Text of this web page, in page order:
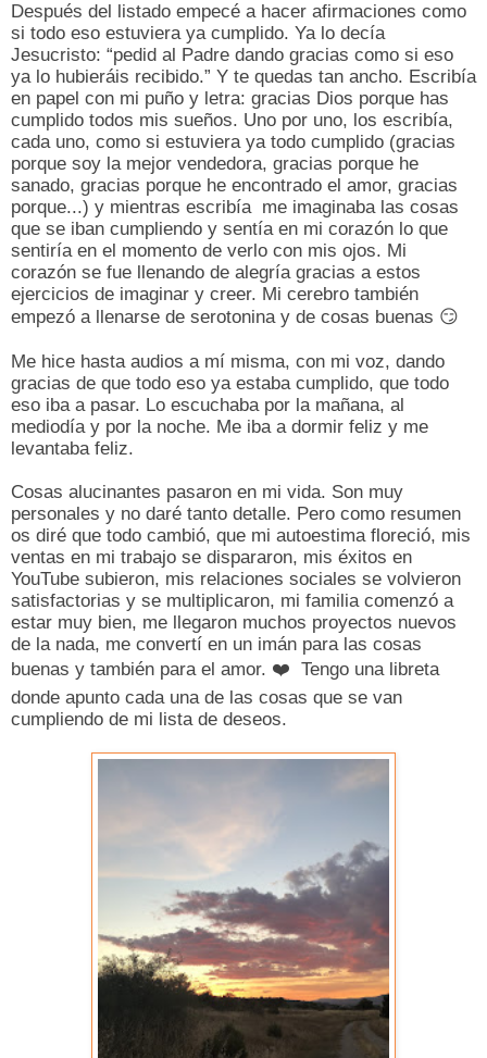
Después del listado empecé a hacer afirmaciones como
si todo eso estuviera ya cumplido. Ya lo decía
Jesucristo: “pedid al Padre dando gracias como si eso
ya lo hubieráis recibido.” Y te quedas tan ancho. Escribía
en papel con mi puño y letra: gracias Dios porque has
cumplido todos mis sueños. Uno por uno, los escribía,
cada uno, como si estuviera ya todo cumplido (gracias
porque soy la mejor vendedora, gracias porque he
sanado, gracias porque he encontrado el amor, gracias
porque...) y mientras escribía me imaginaba las cosas
que se iban cumpliendo y sentía en mi corazón lo que
sentiría en el momento de verlo con mis ojos. Mi
corazón se fue llenando de alegría gracias a estos
ejercicios de imaginar y creer. Mi cerebro también
empezó a llenarse de serotonina y de cosas buenas 😏
Me hice hasta audios a mí misma, con mi voz, dando
gracias de que todo eso ya estaba cumplido, que todo
eso iba a pasar. Lo escuchaba por la mañana, al
mediodía y por la noche. Me iba a dormir feliz y me
levantaba feliz.
Cosas alucinantes pasaron en mi vida. Son muy
personales y no daré tanto detalle. Pero como resumen
os diré que todo cambió, que mi autoestima floreció, mis
ventas en mi trabajo se dispararon, mis éxitos en
YouTube subieron, mis relaciones sociales se volvieron
satisfactorias y se multiplicaron, mi familia comenzó a
estar muy bien, me llegaron muchos proyectos nuevos
de la nada, me convertí en un imán para las cosas
buenas y también para el amor. ❤️ Tengo una libreta
donde apunto cada una de las cosas que se van
cumpliendo de mi lista de deseos.